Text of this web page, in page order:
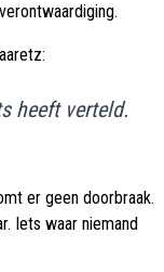
heeft verteld.
er geen doorbraak.
Iets waar niemand